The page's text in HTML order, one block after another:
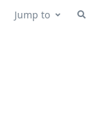
Jump to